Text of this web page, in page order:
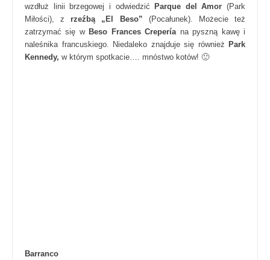
wzdłuż linii brzegowej i odwiedzić
Parque del Amor (Park
Miłości), z rzeźbą „El Beso” (Pocałunek). Możecie też
zatrzymać się w Beso Frances Creperíana pyszną kawę i
naleśnika francuskiego. Niedaleko znajduje się również Park
Kennedy, w którym spotkacie…. mnóstwo kotów! 🙂
Barranco